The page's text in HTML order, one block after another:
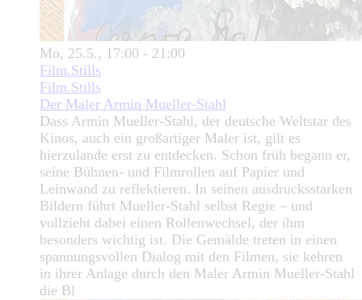
Mo, 25.5., 17:00 - 21:00
Film.Stills
Film.Stills
Der Maler Armin Mueller-Stahl
Dass Armin Mueller-Stahl, der deutsche Weltstar des
Kinos, auch ein großartiger Maler ist, gilt es
hierzulande erst zu entdecken. Schon früh begann er,
seine Bühnen- und Filmrollen auf Papier und
Leinwand zu reflektieren. In seinen ausdrucksstarken
Bildern führt Mueller-Stahl selbst Regie – und
vollzieht dabei einen Rollenwechsel, der ihm
besonders wichtig ist. Die Gemälde treten in einen
spannungsvollen Dialog mit den Filmen, sie kehren
in ihrer Anlage durch den Maler Armin Mueller-Stahl
die Bl